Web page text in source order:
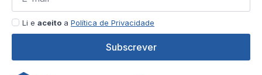
Li e aceito a Política de Privacidade
Subscrever